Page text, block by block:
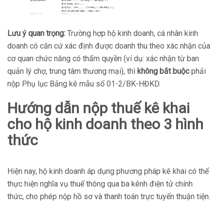
Lưu ý quan trọng: Trường hợp hộ kinh doanh, cá nhân kinh
doanh có căn cứ xác định được doanh thu theo xác nhận của
cơ quan chức năng có thẩm quyền (ví dụ: xác nhận từ ban
quản lý chợ, trung tâm thương mại), thì không bắt buộcphải
nộp Phụ lục Bảng kê mẫu số 01-2/BK-HĐKD.
Hướng dẫn nộp thuế kê khai
cho hộ kinh doanh theo 3 hình
thức
Hiện nay, hộ kinh doanh áp dụng phương pháp kê khai có thể
thực hiện nghĩa vụ thuế thông qua ba kênh điện tử chính
thức, cho phép nộp hồ sơ và thanh toán trực tuyến thuận tiện.